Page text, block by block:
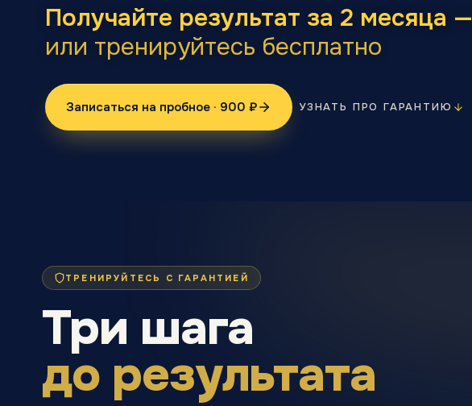
Получайте результат за 2 месяца —
или тренируйтесь бесплатно
Записаться на пробное · 900 ₽ УЗНАТЬ ПРО ГАРАНТИЮ
ТРЕНИРУЙТЕСЬ С ГАРАНТИЕЙ
Три шага
до результата